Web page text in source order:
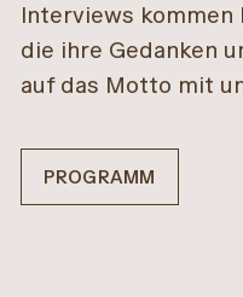
Interviews kommen
die ihre Gedanken
auf das Motto mit
PROGRAMM